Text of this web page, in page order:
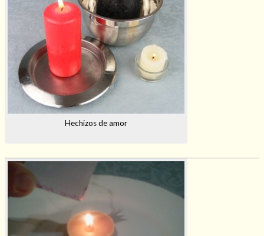
Mi rincón
Mis libros favoritos
Mi Blog
¿Qué es el tarot?
Hechizos de amor